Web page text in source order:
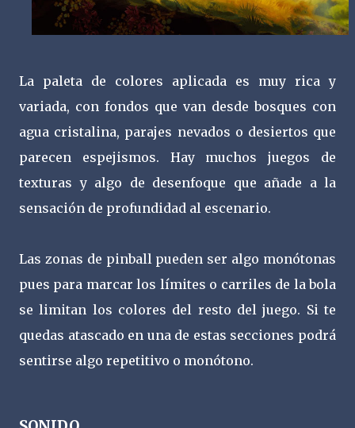
La paleta de colores aplicada es muy rica y
variada, con fondos que van desde bosques con
agua cristalina, parajes nevados o desiertos que
parecen espejismos. Hay muchos juegos de
texturas y algo de desenfoque que añade a la
sensación de profundidad al escenario.
Las zonas de pinball pueden ser algo monótonas
pues para marcar los límites o carriles de la bola
se limitan los colores del resto del juego. Si te
quedas atascado en una de estas secciones podrá
sentirse algo repetitivo o monótono.